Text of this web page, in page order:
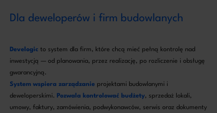
Dla deweloperów i firm budowlanych
Develogic to system dla firm, które chcą mieć pełną kontrolę nad
inwestycją — od planowania, przez realizację, po rozliczenie i obsługę
gwarancyjną.
System wspiera zarządzanie projektami budowlanymi i
deweloperskimi.
Pozwala kontrolować budżety, sprzedaż lokali,
umowy, faktury, zamówienia, podwykonawców, serwis oraz dokumenty